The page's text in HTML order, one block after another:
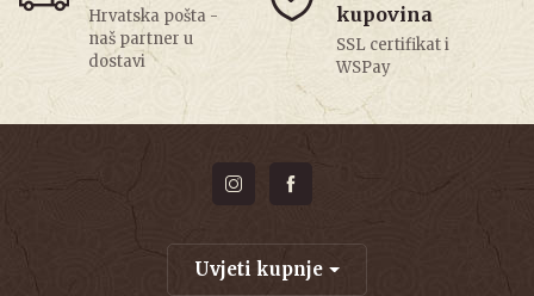
Hrvatska pošta -
naš partner u
dostavi
kupovina
SSL certifikat i
WSPay
Uvjeti kupnje